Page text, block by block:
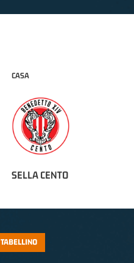
CASA
SELLA CENTO
TABELLINO